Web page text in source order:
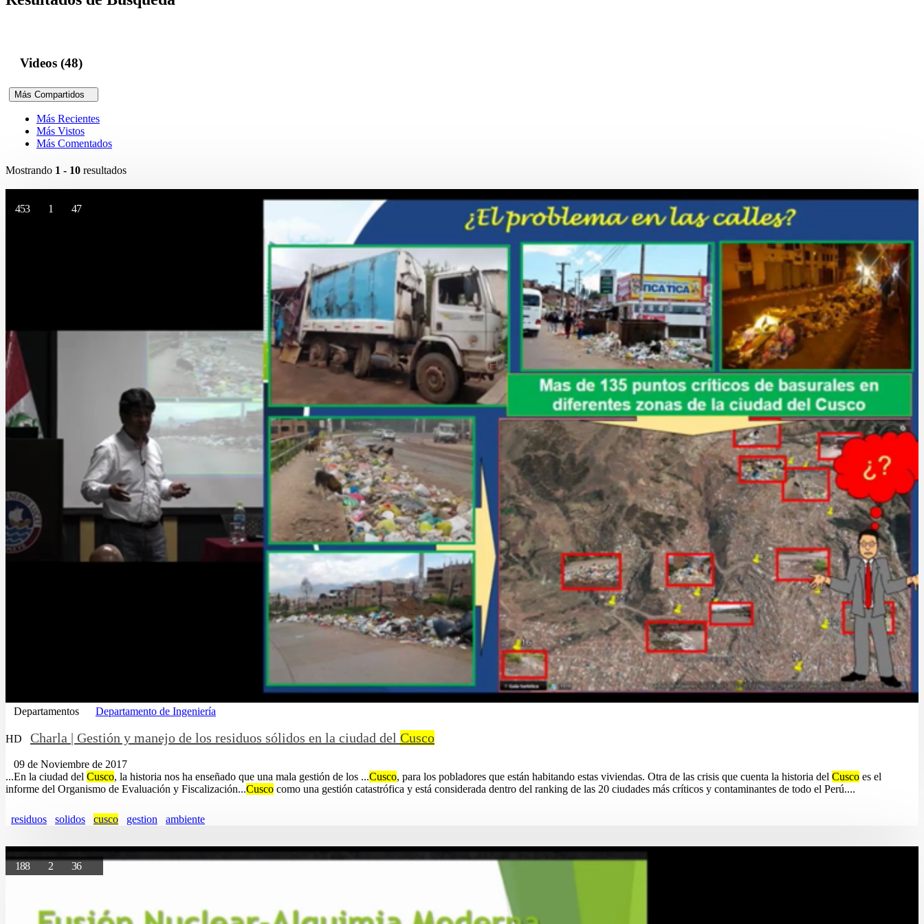
Videos (48)
Más Compartidos
Más Recientes
Más Vistos
Más Comentados
Mostrando 1 - 10 resultados
453 1 47
Departamentos Departamento de Ingeniería
HD Charla | Gestión y manejo de los residuos sólidos en la ciudad del Cusco
09 de Noviembre de 2017
...En la ciudad del Cusco, la historia nos ha enseñado que una mala gestión de los ...Cusco, para los pobladores que están habitando estas viviendas. Otra de las crisis que cuenta la historia del Cusco es el
informe del Organismo de Evaluación y Fiscalización...Cusco como una gestión catastrófica y está considerada dentro del ranking de las 20 ciudades más críticos y contaminantes de todo el Perú....
residuos solidos cusco gestion ambiente
188 2 36